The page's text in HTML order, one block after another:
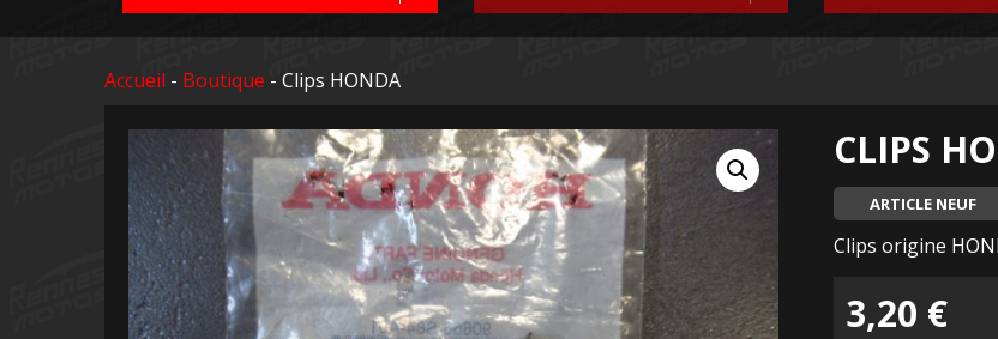
Accueil - Boutique - Clips HONDA
CLIPS
ARTICLE NEUF
Clips origine
3,20 €